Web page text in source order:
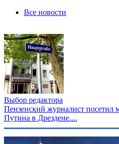
Все новости
Выбор редактора
Пензенский журналист посетил
Путина в Дрездене....